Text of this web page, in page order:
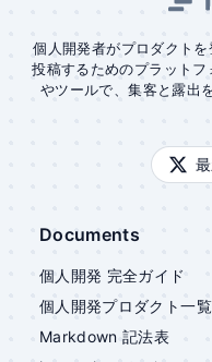
個人開発者がプロダクト
投稿するためのプラット
やツールで、集客と露出
Documents
個人開発 完全ガイド
個人開発プロダクト一覧
Markdown 記法表